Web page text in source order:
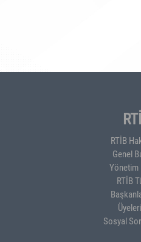
RTİB
Genel
Yönetim
RTİB
Sosyal